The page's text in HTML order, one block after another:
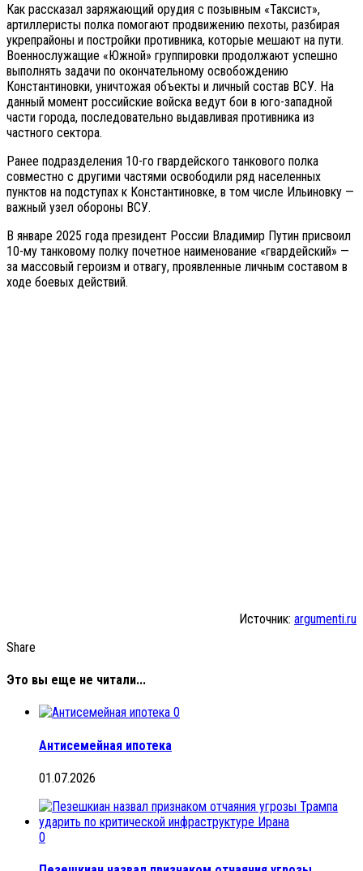
Как рассказал заряжающий орудия с позывным «Таксист»,
артиллеристы полка помогают продвижению пехоты, разбирая
укрепрайоны и постройки противника, которые мешают на пути.
Военнослужащие «Южной» группировки продолжают успешно
выполнять задачи по окончательному освобождению
Константиновки, уничтожая объекты и личный состав ВСУ. На
данный момент российские войска ведут бои в юго-западной
части города, последовательно выдавливая противника из
частного сектора.
Ранее подразделения 10-го гвардейского танкового полка
совместно с другими частями освободили ряд населенных
пунктов на подступах к Константиновке, в том числе Ильиновку —
важный узел обороны ВСУ.
В январе 2025 года президент России Владимир Путин присвоил
10-му танковому полку почетное наименование «гвардейский» —
за массовый героизм и отвагу, проявленные личным составом в
ходе боевых действий.
Источник: argumenti.ru
Share
Это вы еще не читали...
0
Антисемейная ипотека
01.07.2026
0